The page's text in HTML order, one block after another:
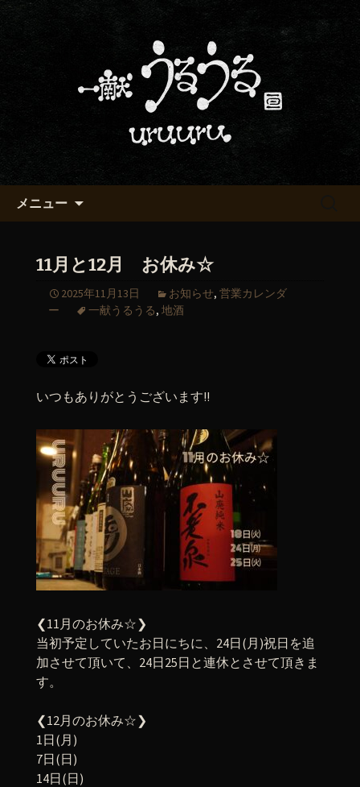
京都・五条でおいしい地酒が飲
める「一献うるうる」のブロ
京都・五条烏丸の町屋居酒屋「一献う
るうる」からのお知らせ
メニュー
11月と12月 お休み☆
2025年11月13日 お知らせ, 営業カレンダ
ー
一献うるうる, 地酒
いつもありがとうございます!!
❮11月のお休み☆❯
当初予定していたお日にちに、24日(月)祝日を追
加させて頂いて、24日25日と連休とさせて頂きま
す。
❮12月のお休み☆❯
1日(月)
7日(日)
14日(日)